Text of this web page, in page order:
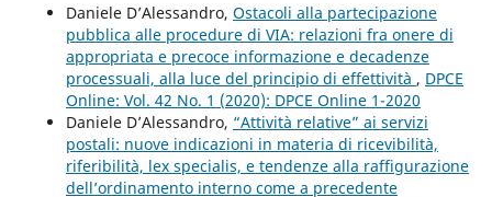
Daniele D’Alessandro, Ostacoli alla partecipazione
pubblica alle procedure di VIA: relazioni fra onere di
appropriata e precoce informazione e decadenze
processuali, alla luce del principio di effettività , DPCE
Online: Vol. 42 No. 1 (2020): DPCE Online 1-2020
Daniele D’Alessandro, “Attività relative” ai servizi
postali: nuove indicazioni in materia di ricevibilità,
riferibilità, lex specialis, e tendenze alla raffigurazione
dell’ordinamento interno come a precedente